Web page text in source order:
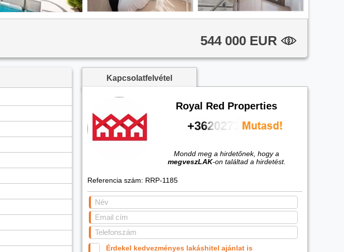
544 000 EUR
Kapcsolatfelvétel
Royal Red Properties
+36202737253
Mondd meg a hirdetőnek, hogy a
megveszLAK-on találtad a hirdetést.
Referencia szám: RRP-1185
Érdekel kedvezményes lakáshitel ajánlat is